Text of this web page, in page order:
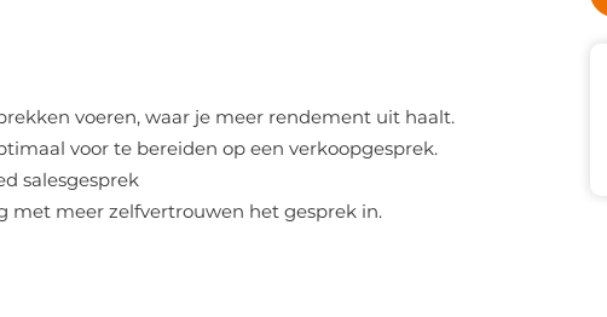
voeren, waar je meer rendement uit haalt.
voor te bereiden op een verkoopgesprek.
salesgesprek
met meer zelfvertrouwen het gesprek in.
Rachel van Meer